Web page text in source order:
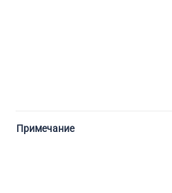
Примечание